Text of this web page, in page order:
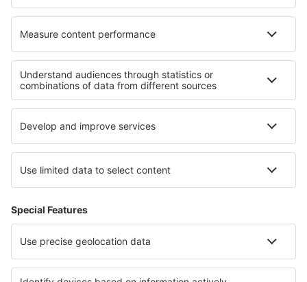
O eSky
Všeobecné podmínky
Moje rezervace
Politika ochrany soukromí
Podpora a kontakt
Země
Mezinárodní web-stránky
eSky.eu eSky.com eDestinos.com